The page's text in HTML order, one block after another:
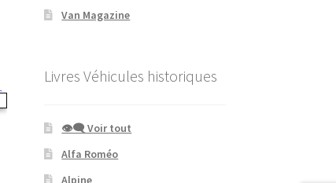
Van Magazine
Livres Véhicules historiques
👁‍🗨 Voir tout
Alfa Roméo
Alpine